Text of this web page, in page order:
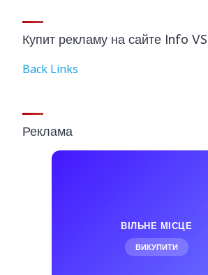
Купит рекламу на сайте Info
Back Links
Реклама
ВІЛЬНЕ МІСЦЕ
ВИКУПИТИ